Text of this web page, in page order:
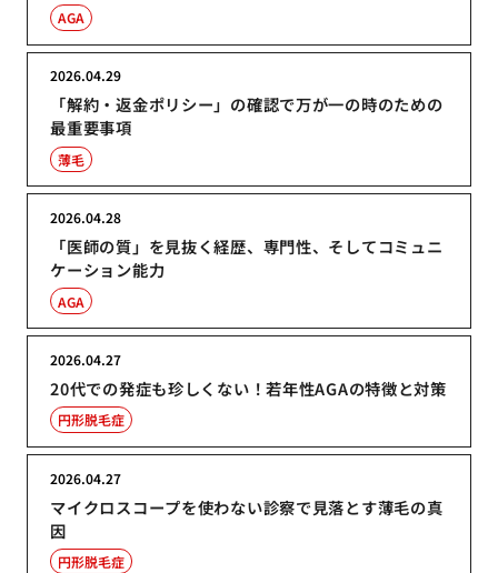
AGA
「解約・返金ポリシー」の確認で万が一の時のための
最重要事項
2026.04.29
薄毛
「医師の質」を見抜く経歴、専門性、そしてコミュニ
ケーション能力
2026.04.28
AGA
20代での発症も珍しくない！若年性AGAの特徴と対策
2026.04.27
円形脱毛症
マイクロスコープを使わない診察で見落とす薄毛の真
因
2026.04.27
円形脱毛症